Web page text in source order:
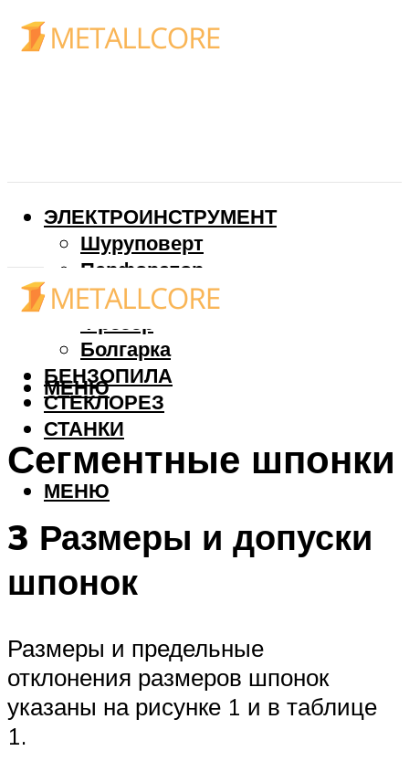
ЭЛЕКТРОИНСТРУМЕНТ
Шуруповерт
Перфоратор
Дрель
Фрезер
Болгарка
БЕНЗОПИЛА
СТЕКЛОРЕЗ
СТАНКИ
МЕНЮ
МЕНЮ
Сегментные шпонки
3 Размеры и допуски
шпонок
Размеры и предельные
отклонения размеров шпонок
указаны на рисунке 1 и в таблице
1.